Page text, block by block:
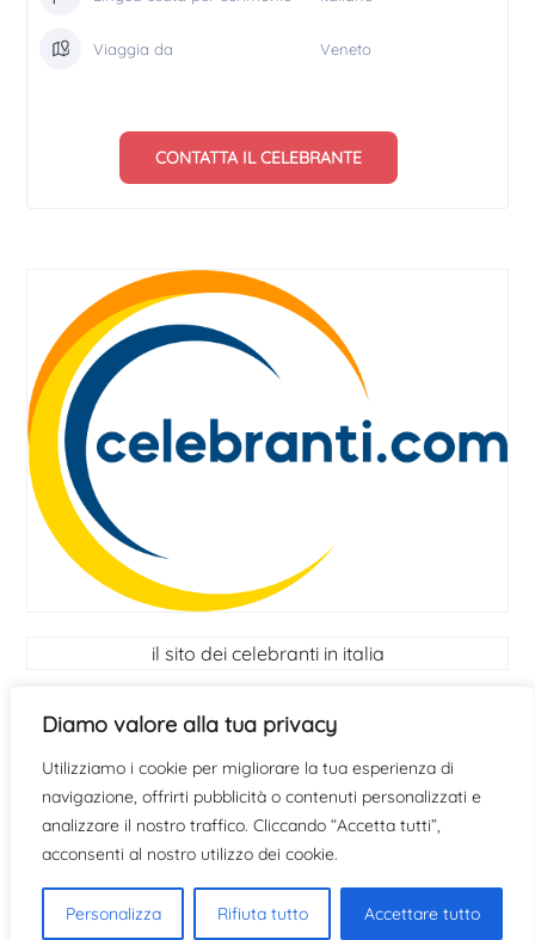
Diamo valore alla tua privacy
Utilizziamo i cookie per migliorare la tua esperienza di
navigazione, offrirti pubblicità o contenuti personalizzati e
analizzare il nostro traffico. Cliccando “Accetta tutti”,
acconsenti al nostro utilizzo dei cookie.
Personalizza Rifiuta tutto Accettare tutto
Viaggia da Veneto
CONTATTA IL CELEBRANTE
il sito dei celebranti in italia
I Celebranti
scopri se hai le qualità per diventare celebrante
qui